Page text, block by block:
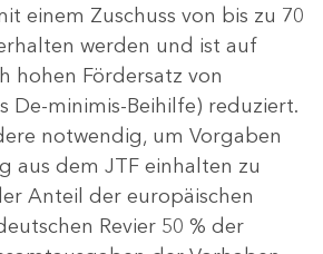
einem Zuschuss von bis zu 70
werden und ist auf
hohen Fördersatz von
De-minimis-Beihilfe) reduziert.
notwendig, um Vorgaben
aus dem JTF einhalten zu
Anteil der europäischen
Revier 50 % der